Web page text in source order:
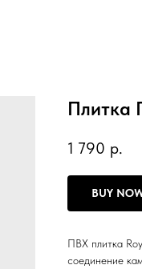
Плитка
1 790 р.
BUY
ПВХ плитка
соединение